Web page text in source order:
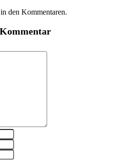
den Kommentaren.